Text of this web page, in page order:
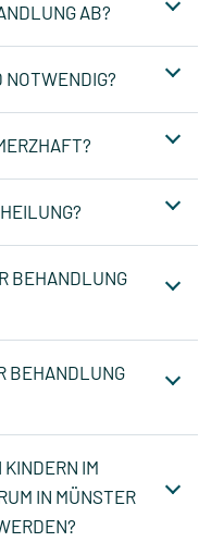
AB?
NOTWENDIG?
BEHANDLUNG
BEHANDLUNG
IM
IN MÜNSTER